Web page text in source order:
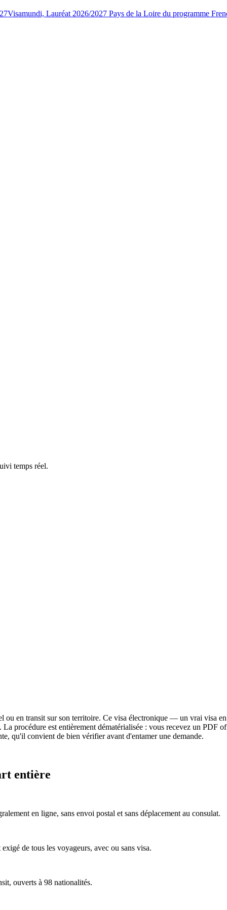
Visamundi, Lauréat 2026/2027 Pays de la Loire du programme
temps réel.
en transit sur son territoire. Ce visa électronique — un vrai visa
procédure est entièrement dématérialisée : vous recevez un PDF
qu'il convient de bien vérifier avant d'entamer une demande.
entière
en ligne, sans envoi postal et sans déplacement au consulat.
de tous les voyageurs, avec ou sans visa.
ouverts à 98 nationalités.